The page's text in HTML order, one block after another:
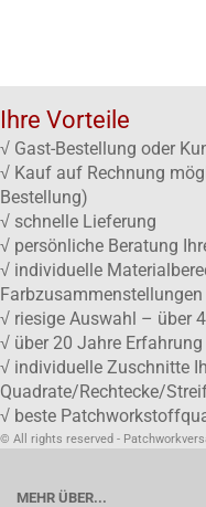
Ihre Vorteile
√ Gast-Bestellung oder
√ Kauf auf Rechnung
Bestellung)
√ schnelle Lieferung
√ persönliche Beratung
√ individuelle
Farbzusammenstellungen
√ riesige Auswahl – über
√ über 20 Jahre Erfahrung
√ individuelle Zuschnitte
Quadrate/Rechtecke/
√ beste
© All rights reserved -
MEHR ÜBER...